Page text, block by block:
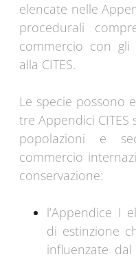
elencate nelle
procedurali
commercio con
alla CITES.
Le specie possono
tre Appendici
popolazioni e
commercio
conservazione:
l’Appendice I
di estinzione
influenzate